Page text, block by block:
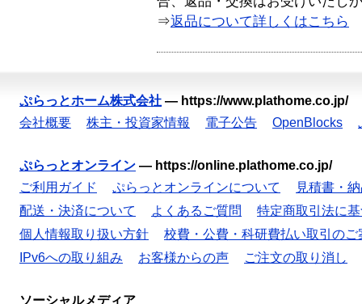
⇒返品について詳しくはこちら
ぷらっとホーム株式会社 — https://www.plathome.co.jp/
会社概要
株主・投資家情報 電子公告 OpenBlocks
ぷらっとオンライン — https://online.plathome.co.jp/
ご利用ガイド
ぷらっとオンラインについて
見積書・
配送・決済について
よくあるご質問
特定商取引法に
個人情報取り扱い方針
校費・公費・科研費払い取引のご
IPv6への取り組み
お客様からの声 ご注文の取り消し
ソーシャルメディア